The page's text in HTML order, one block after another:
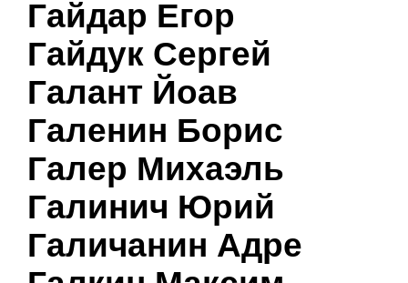
Гайдар Егор
Гайдук Сергей
Галант Йоав
Галенин Борис
Галер Михаэль
Галинич Юрий
Галичанин Адре